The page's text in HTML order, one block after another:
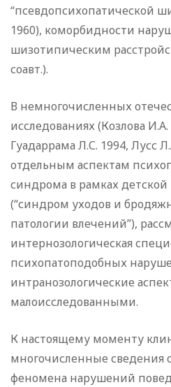
“псевдопсихопатической
1960), коморбидности
шизотипическим
соавт.).
В немногочисленных
исследованиях (Козлова
Гуадаррама Л.С. 1994, Лусс
отдельным аспектам
синдрома в рамках
(“синдром уходов и
патологии влечений”),
интернозологическая
психопатоподобных
интранозологические
малоисследованными.
К настоящему моменту
многочисленные сведения
феномена нарушений